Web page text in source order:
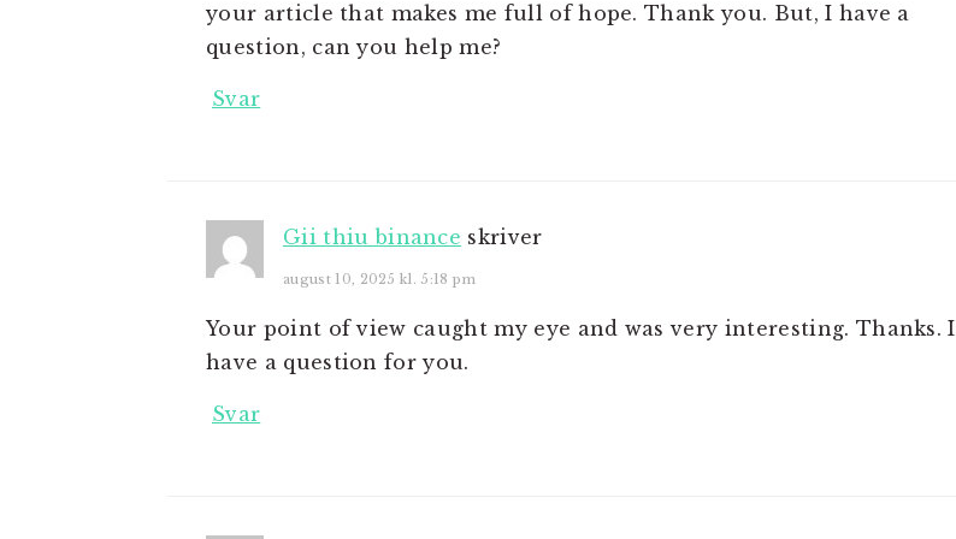
your article that makes me full of hope. Thank you. But, I have a
question, can you help me?
Svar
Gii thiu binance skriver
august 10, 2025 kl. 5:18 pm
Your point of view caught my eye and was very interesting. Thanks. I
have a question for you.
Svar